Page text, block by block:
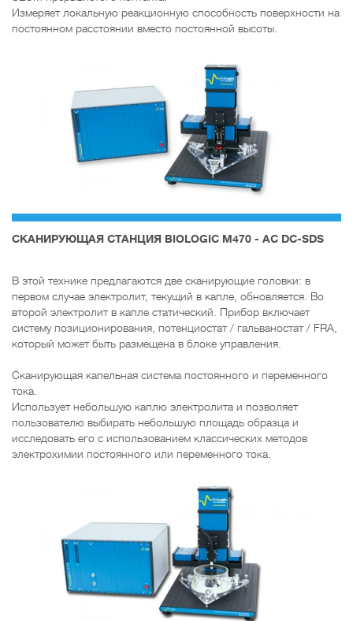
Измеряет локальную реакционную способность поверхности на
постоянном расстоянии вместо постоянной высоты.
CКАНИРУЮЩАЯ СТАНЦИЯ BIOLOGIC M470 - AC DC-SDS
В этой технике предлагаются две сканирующие головки: в
первом случае электролит, текущий в капле, обновляется. Во
второй электролит в капле статический. Прибор включает
систему позиционирования, потенциостат / гальваностат / FRA,
который может быть размещена в блоке управления.
Сканирующая капельная система постоянного и переменного
тока.
Использует небольшую каплю электролита и позволяет
пользователю выбирать небольшую площадь образца и
исследовать его с использованием классических методов
электрохимии постоянного или переменного тока.